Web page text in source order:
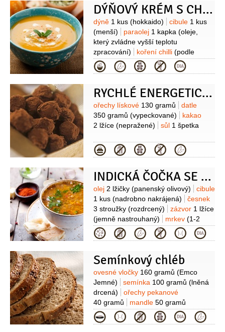
(oblíbený: s vysokým podílem ovoce)DÝŇOVÝ KRÉM S CHILLI A SKOŘICÍ
Suroviny
dýně 1 kus (hokkaido) cibule 1 kus
(menší)
paraolej 1 kapka (oleje,
který zvládne vyšší teplotu
zpracování)
koření chilli (podle
chuti)
skořice2 lžičky
(mletá)
kokosové mléko
bujon)
tymián1 snítka sůl
Kategorie
RYCHLÉ ENERGETICKÉ ČOKO-LÍSKOOŘÍŠKOVÉ KULIČKY
Suroviny
ořechy lískové 130 gramů
datle
350 gramů (vypeckované)
kakao
2 lžíce (nepražené) sůl 1 špetka
Kategorie
INDICKÁ ČOČKA SE ZELENINOU ‚KORMA STYLE‘
Suroviny
olej 2 lžičky (panenský olivový)
cibule
1 kus (nadrobno nakrájená)
česnek
3 stroužky (rozdrcený) zázvor 1 lžíce
(jemně nastrouhaný)
mrkev (1-2
kusy nakrájená na kousky)
rajčata
2 kusy (velká oloupaná a nakrájená
1 kus
ořechy kešu1 hrst (solené
rozdrcené)
čočka červená80 gramů
(80-100g, půlené loupané
propláchnuté)
Kategorie
Semínkový chléb
Suroviny
ovesné vločky 160 gramů (Emco
Jemné)
semínka 100 gramů (lněná
drcená)
ořechy pekanové
40 gramů
mandle 50 gramů
(neloupané)
semínka slunečnicová
100 gramů
semínka dýňová
Kategorie